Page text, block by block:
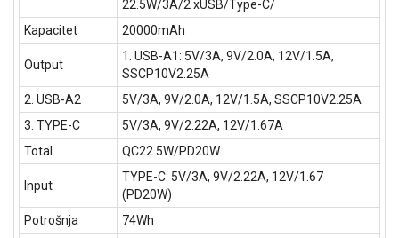
22.5W/3A/2 xUSB/Type-C/
Kapacitet
20000mAh
Output
1. USB-A1: 5V/3A, 9V/2.0A, 12V/1.5A,
SSCP10V2.25A
2. USB-A2
5V/3A, 9V/2.0A, 12V/1.5A, SSCP10V2.25A
3. TYPE-C
5V/3A, 9V/2.22A, 12V/1.67A
Total
QC22.5W/PD20W
Input
TYPE-C: 5V/3A, 9V/2.22A, 12V/1.67
(PD20W)
Potrošnja
74Wh